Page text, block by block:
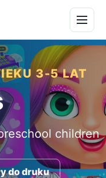
3-5 LAT
children
do druku